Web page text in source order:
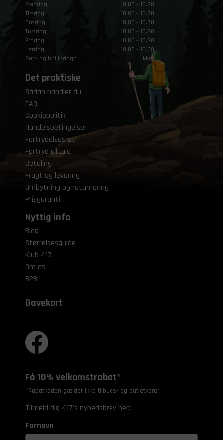
Mandag
10.00 – 16.30
Tirsdag
10.00 – 16.30
Onsdag
10.00 – 16.30
Torsdag
10.00 – 16.30
Fredag
10.00 – 16.30
Lørdag
10.00 – 15.00
Søn- og helligdage
Lukket
Det praktiske
Sådan handler du
FAQ
Cookiepolitik
Handelsbetingelser
Fortrydelsesret
Fortryd aftale
Betaling
Fragt og levering
Ombytning og returnering
Prisgaranti
Nyttig info
Blog
Størrelsesguide
Klub 417
Om os
B2B
Gavekort
Få 10% velkomstrabat*
*Rabatkoden gælder ikke tilbuds- og outletvarer.
Tilmeld dig 417's nyhedsbrev her:
Fornavn